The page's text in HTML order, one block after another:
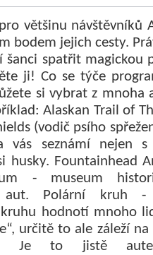
většinu návštěvníků
bodem jejich cesty.
šanci spatřit magickou
ji! Co se týče
si vybrat z mnoha
Alaskan Trail of
(vodič psího
vás seznámí nejen
husky. Fountainhead
- museum
aut. Polární kruh -
hodnotí mnoho
určitě to ale záleží na
Je to jistě